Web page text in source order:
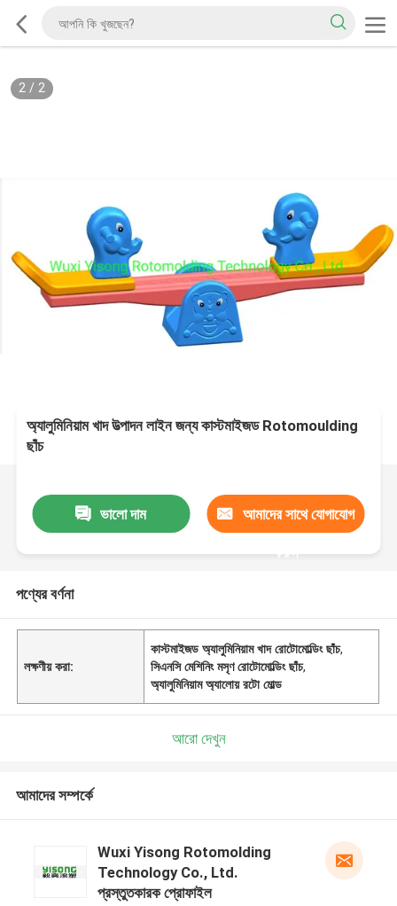
2/ 2
অ্যালুমিনিয়াম খাদ উত্পাদন লাইন জন্য কাস্টমাইজড Rotomoulding
ছাঁচ
ভালো দাম আমাদের সাথে যোগাযোগ
করুন
পণ্যের বর্ণনা
লক্ষণীয় করা:
কাস্টমাইজড অ্যালুমিনিয়াম খাদ রোটোমোল্ডিং ছাঁচ,
সিএনসি মেশিনিং মসৃণ রোটোমোল্ডিং ছাঁচ,
অ্যালুমিনিয়াম অ্যালোয় রটো মোল্ড
আরো দেখুন
আমাদের সম্পর্কে
Wuxi Yisong Rotomolding
Technology Co., Ltd.
প্রস্তুতকারক প্রোফাইল